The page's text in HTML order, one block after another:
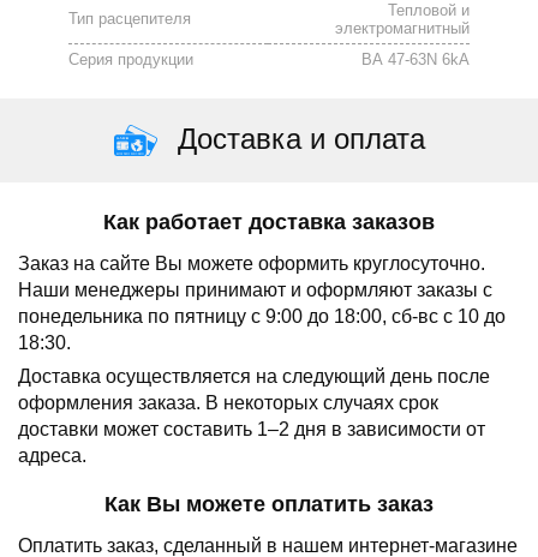
Тип расцепителя
Тепловой и
электромагнитный
Серия продукции
ВА 47-63N 6kA
Доставка и оплата
Как работает доставка заказов
Заказ на сайте Вы можете оформить круглосуточно.
Наши менеджеры принимают и оформляют заказы с
понедельника по пятницу с 9:00 до 18:00, сб-вс с 10 до
18:30.
Доставка осуществляется на следующий день после
оформления заказа. В некоторых случаях срок
доставки может составить 1–2 дня в зависимости от
адреса.
Как Вы можете оплатить заказ
Оплатить заказ, сделанный в нашем интернет-магазине